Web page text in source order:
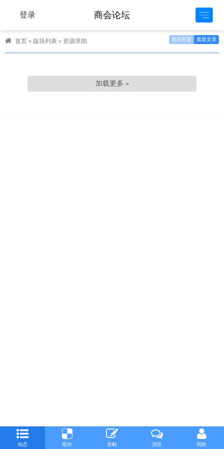
动态 版块 发帖 消息 我的
登录 商会论坛
首页 » 版块列表 » 资源求助 最后回复 最新文章
加载更多 »